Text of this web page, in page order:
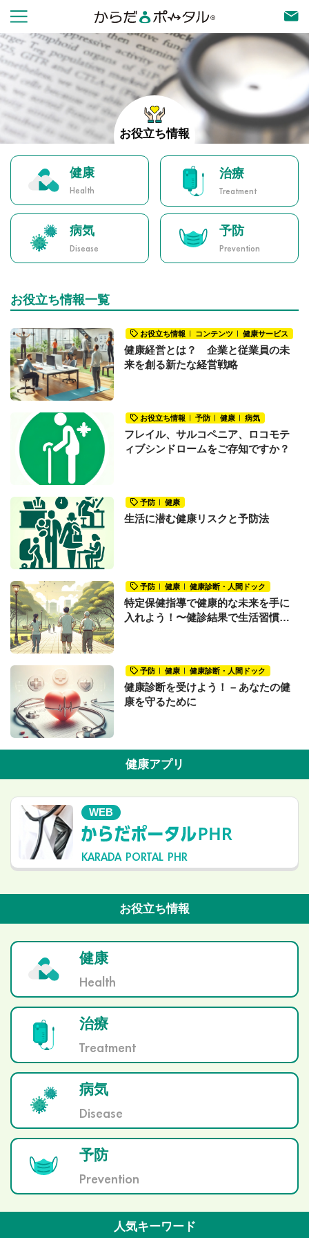
お役立ち情報
健康
Health
治療
Treatment
病気
Disease
予防
Prevention
お役立ち情報一覧
お役立ち情報 コンテンツ 健康サービス
健康経営とは？ 企業と従業員の未
来を創る新たな経営戦略
お役立ち情報 予防 健康 病気
フレイル、サルコペニア、ロコモテ
ィブシンドロームをご存知ですか？
予防 健康
生活に潜む健康リスクと予防法
予防 健康 健康診断・人間ドック
特定保健指導で健康的な未来を手に
入れよう！〜健診結果で生活習慣の
予防 健康 健康診断・人間ドック
健康診断を受けよう！ – あなたの健
康を守るために
健康アプリ
WEB
KARADA PORTAL PHR
お役立ち情報
健康
Health
治療
Treatment
病気
Disease
予防
Prevention
人気キーワード